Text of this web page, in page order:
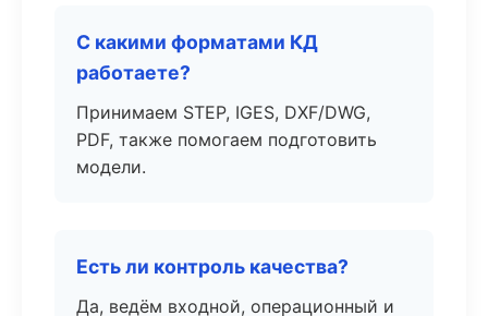
С какими форматами КД
работаете?
Принимаем STEP, IGES, DXF/DWG,
PDF, также помогаем подготовить
модели.
Есть ли контроль качества?
Да, ведём входной, операционный и